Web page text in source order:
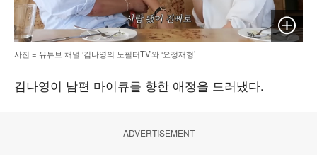
이미지
사진 = 유튜브 채널 ‘김나영의 노필터TV’와 ‘요정재형’
김나영이 남편 마이큐를 향한 애정을 드러냈다.
ADVERTISEMENT